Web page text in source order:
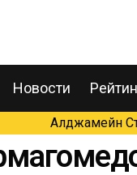
Новости
Алджамейн